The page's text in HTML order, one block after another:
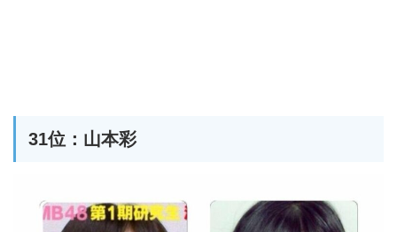
31位：山本彩